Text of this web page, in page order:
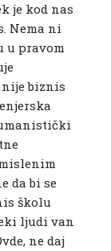
je kod nas
Nema ni
u pravom
biznis
da bi se
školu
ljudi van
ne daj